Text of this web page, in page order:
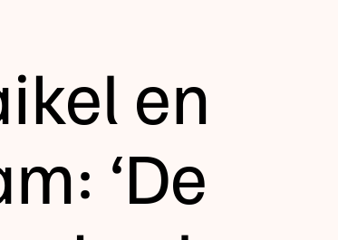
en
‘De